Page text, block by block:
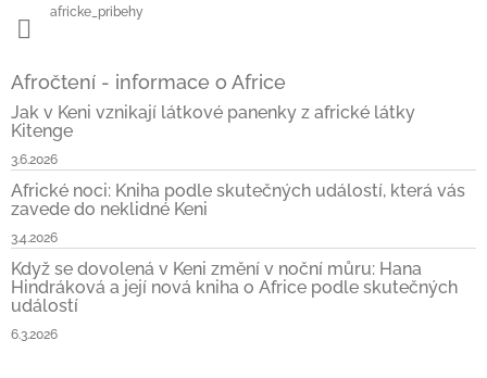
africke_pribehy
Afročtení - informace o Africe
Jak v Keni vznikají látkové panenky z africké látky
Kitenge
3.6.2026
Africké noci: Kniha podle skutečných událostí, která vás
zavede do neklidné Keni
3.4.2026
Když se dovolená v Keni změní v noční můru: Hana
Hindráková a její nová kniha o Africe podle skutečných
událostí
6.3.2026